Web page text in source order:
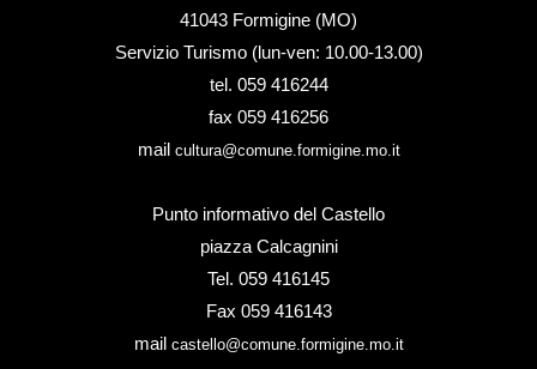
41043 Formigine (MO)
Servizio Turismo (lun-ven: 10.00-13.00)
tel. 059 416244
fax 059 416256
mail cultura@comune.formigine.mo.it
Punto informativo del Castello
piazza Calcagnini
Tel. 059 416145
Fax 059 416143
mail castello@comune.formigine.mo.it